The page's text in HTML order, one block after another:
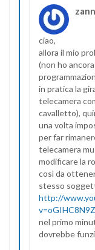
ciao,
allora il mio
(non ho
in pratica la
telecamera
cavalletto),
una volta
per far
telecamera
modificare la
così da
stesso
http://
nel primo
dovrebbe